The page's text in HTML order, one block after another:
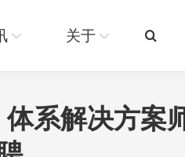
关于
搜
系解决方案
于
搜